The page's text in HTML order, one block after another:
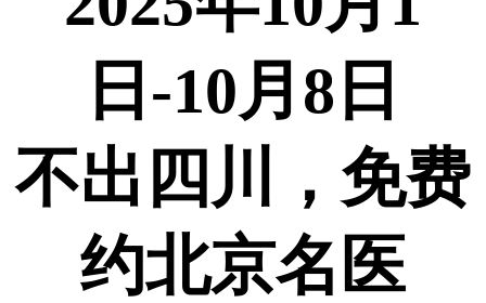
日-10月8 日
不出四川，免费
约北京名医